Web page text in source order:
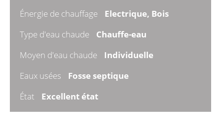
Énergie de chauffage
Electrique, Bois
Type d'eau chaude
Chauffe-eau
Moyen d'eau chaude
Individuelle
Eaux usées
Fosse septique
État
Excellent état